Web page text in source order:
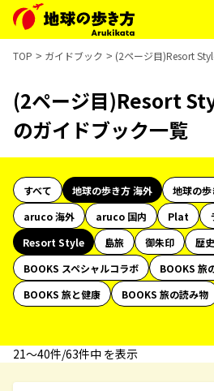
TOP ガイドブック (2ページ目)Resort
(2ページ目)Resort
のガイドブック一覧
すべて 地球の歩き方 海外
地球の歩
aruco 海外
aruco 国内 Plat
Resort Style
島旅 御朱印 歴
BOOKS スペシャルコラボ
BOOKS 旅
BOOKS 旅と健康
BOOKS 旅の読み物
21〜40件/63件中 を表示